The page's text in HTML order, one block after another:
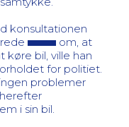
konsultationen
om, at
bil, ville han
for politiet.
problemer
i sin bil.